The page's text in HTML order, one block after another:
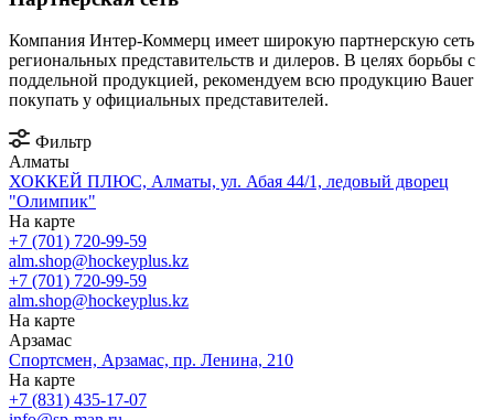
Компания Интер-Коммерц имеет широкую партнерскую сеть
региональных представительств и дилеров. В целях борьбы с
поддельной продукцией, рекомендуем всю продукцию Bauer
покупать у официальных представителей.
Фильтр
Алматы
ХОККЕЙ ПЛЮС, Алматы, ул. Абая 44/1, ледовый дворец
"Олимпик"
На карте
+7 (701) 720-99-59
alm.shop@hockeyplus.kz
+7 (701) 720-99-59
alm.shop@hockeyplus.kz
На карте
Арзамас
Спортсмен, Арзамас, пр. Ленина, 210
На карте
+7 (831) 435-17-07